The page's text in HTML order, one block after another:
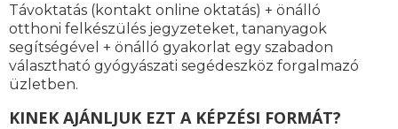
Távoktatás (kontakt online oktatás) + önálló
otthoni felkészülés jegyzeteket, tananyagok
segítségével + önálló gyakorlat egy szabadon
választható gyógyászati segédeszköz forgalmazó
üzletben.
KINEK AJÁNLJUK EZT A KÉPZÉSI FORMÁT?